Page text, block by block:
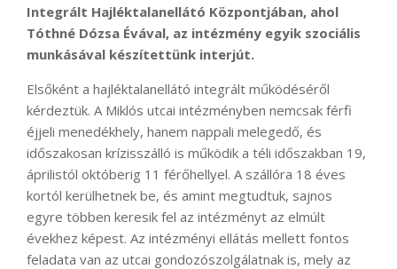
Integrált Hajléktalanellátó Központjában, ahol
Tóthné Dózsa Évával, az intézmény egyik szociális
munkásával készítettünk interjút.
Elsőként a hajléktalanellátó integrált működéséről
kérdeztük. A Miklós utcai intézményben nemcsak férfi
éjjeli menedékhely, hanem nappali melegedő, és
időszakosan krízisszálló is működik a téli időszakban 19,
áprilistól októberig 11 férőhellyel. A szállóra 18 éves
kortól kerülhetnek be, és amint megtudtuk, sajnos
egyre többen keresik fel az intézményt az elmúlt
évekhez képest. Az intézményi ellátás mellett fontos
feladata van az utcai gondozószolgálatnak is, mely az